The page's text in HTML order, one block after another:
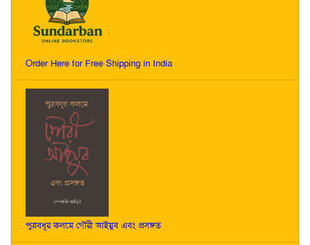
Order Here for Free Shipping in India
পুত্রবধূর কলমে গৌরী আইয়ুব এবং প্রসঙ্গত